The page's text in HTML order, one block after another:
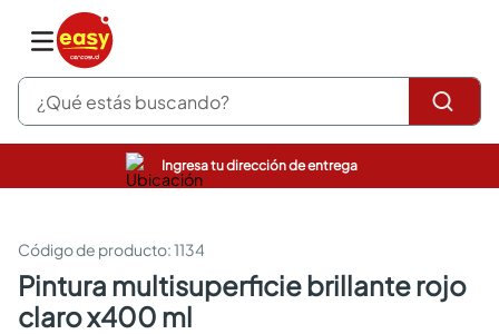
¿Qué estás buscando?
Ingresa tu dirección de entrega
:1134
pintura multisuperficie brillante rojo
claro x400 ml
pinturas
sanitarios
comedor
escritorio